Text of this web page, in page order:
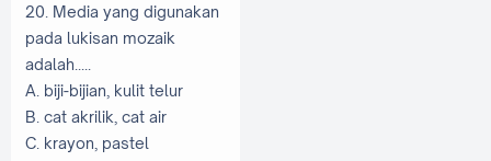
20. Media yang digunakan
pada lukisan mozaik
adalah.....
A. biji-bijian, kulit telur
B. cat akrilik, cat air
C. krayon, pastel